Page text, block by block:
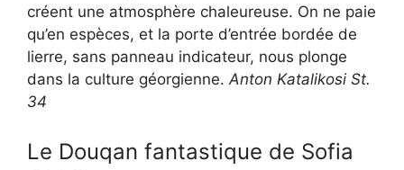
créent une atmosphère chaleureuse. On ne paie
qu’en espèces, et la porte d’entrée bordée de
lierre, sans panneau indicateur, nous plonge
dans la culture géorgienne. Anton Katalikosi St.
34
Le Douqan fantastique de Sofia